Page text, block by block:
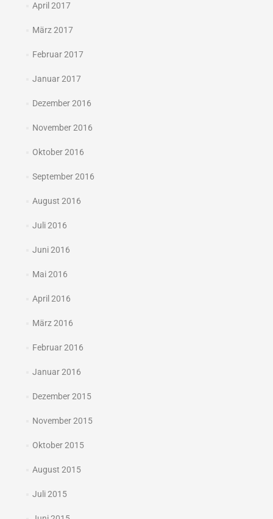
April 2017
März 2017
Februar 2017
Januar 2017
Dezember 2016
November 2016
Oktober 2016
September 2016
August 2016
Juli 2016
Juni 2016
Mai 2016
April 2016
März 2016
Februar 2016
Januar 2016
Dezember 2015
November 2015
Oktober 2015
August 2015
Juli 2015